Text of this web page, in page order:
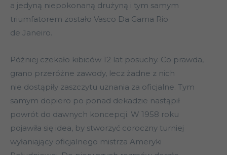
a jedyną niepokonaną drużyną i tym samym
triumfatorem zostało Vasco Da Gama Rio
de Janeiro.
Później czekało kibiców 12 lat posuchy. Co prawda,
grano przeróżne zawody, lecz żadne z nich
nie dostąpiły zaszczytu uznania za oficjalne. Tym
samym dopiero po ponad dekadzie nastąpił
powrót do dawnych koncepcji. W 1958 roku
pojawiła się idea, by stworzyć coroczny turniej
wyłaniający oficjalnego mistrza Ameryki